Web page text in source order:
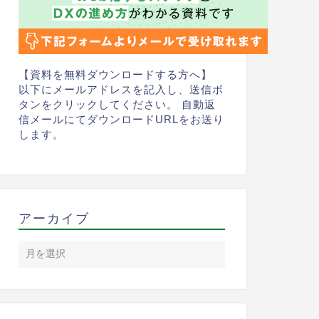
【資料を無料ダウンロードする方へ】
以下にメールアドレスを記入し、送信ボ
タンをクリックしてください。 自動返
信メールにてダウンロードURLをお送り
します。
アーカイブ